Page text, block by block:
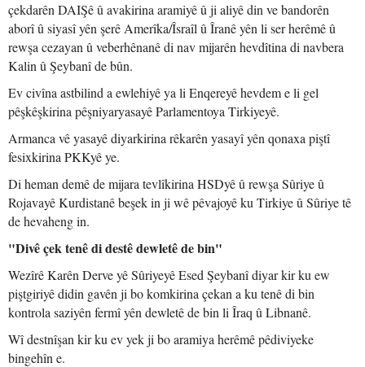
çekdarên DAIŞê û avakirina aramiyê û ji aliyê din ve bandorên
aborî û siyasî yên şerê Amerîka/Îsraîl û Îranê yên li ser herêmê û
rewşa cezayan û veberhênanê di nav mijarên hevdîtina di navbera
Kalin û Şeybanî de bûn.
Ev civîna astbilind a ewlehiyê ya li Enqereyê hevdem e li gel
pêşkêşkirina pêşniyaryasayê Parlamentoya Tirkiyeyê.
Armanca vê yasayê diyarkirina rêkarên yasayî yên qonaxa piştî
fesixkirina PKKyê ye.
Di heman demê de mijara tevlîkirina HSDyê û rewşa Sûriye û
Rojavayê Kurdistanê beşek in ji wê pêvajoyê ku Tirkiye û Sûriye tê
de hevaheng in.
"Divê çek tenê di destê dewletê de bin"
Wezîrê Karên Derve yê Sûriyeyê Esed Şeybanî diyar kir ku ew
piştgiriyê didin gavên ji bo komkirina çekan a ku tenê di bin
kontrola saziyên fermî yên dewletê de bin li Îraq û Libnanê.
Wî destnîşan kir ku ev yek ji bo aramiya herêmê pêdiviyeke
bingehîn e.